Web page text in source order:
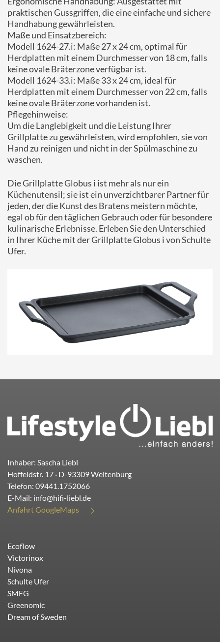
praktischen Gussgriffen, die eine einfache und sichere
Handhabung gewährleisten.
Maße und Einsatzbereich:
Modell 1624-27.i: Maße 27 x 24 cm, optimal für
Herdplatten mit einem Durchmesser von 18 cm, falls
keine ovale Bräterzone verfügbar ist.
Modell 1624-33.i: Maße 33 x 24 cm, ideal für
Herdplatten mit einem Durchmesser von 22 cm, falls
keine ovale Bräterzone vorhanden ist.
Pflegehinweise:
Um die Langlebigkeit und die Leistung Ihrer
Grillplatte zu gewährleisten, wird empfohlen, sie von
Hand zu reinigen und nicht in der Spülmaschine zu
waschen.
Die Grillplatte Globus i ist mehr als nur ein
Küchenutensil; sie ist ein unverzichtbarer Partner für
jeden, der die Kunst des Bratens meistern möchte,
egal ob für den täglichen Gebrauch oder für besondere
kulinarische Erlebnisse. Erleben Sie den Unterschied
in Ihrer Küche mit der Grillplatte Globus i von Schulte
Ufer.
Inhaber: Sascha Liebl
Hoffeldstr. 17 · D-93309Weltenburg
Telefon: 09441.1752066
E-Mail: info@hifi-liebl.de
Anfahrt GoogleMaps
Ecoflow
Victorinox
Nivona
Schulte Ufer
SMEG
Greenomic
Dream of Sweden